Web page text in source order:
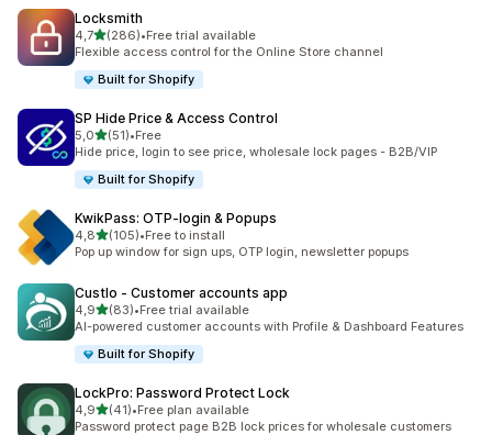
Locksmith
4,7na 5 gwiazdek
(286)
Łączna liczba recenzji: 286
•Free trial available
Flexible access control for the Online Store channel
Built for Shopify
SP Hide Price & Access Control
5,0na 5 gwiazdek
(51)
Łączna liczba recenzji: 51
•Free
Hide price, login to see price, wholesale lock pages - B2B/VIP
Built for Shopify
KwikPass: OTP‑login & Popups
4,8na 5 gwiazdek
(105)
Łączna liczba recenzji: 105
•Free to install
Pop up window for sign ups, OTP login, newsletter popups
Custlo ‑ Customer accounts app
4,9na 5 gwiazdek
(83)
Łączna liczba recenzji: 83
•Free trial available
AI-powered customer accounts with Profile & Dashboard Features
Built for Shopify
LockPro: Password Protect Lock
4,9na 5 gwiazdek
(41)
Łączna liczba recenzji: 41
•Free plan available
Password protect page B2B lock prices for wholesale customers